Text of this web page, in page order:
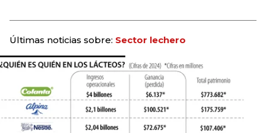
Últimas noticias sobre: Sector lechero